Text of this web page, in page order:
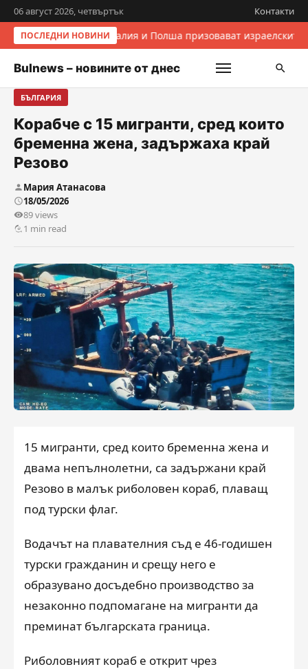
06 август 2026, четвъртък Контакти
ПОСЛЕДНИ НОВИНИИталия и Полша призовават
Bulnews – новините от днес
БЪЛГАРИЯ
Корабче с 15 мигранти, сред които
бременна жена, задържаха край
Резово
Мария Атанасова
18/05/2026
89 views
1 min read
15 мигранти, сред които бременна жена и
двама непълнолетни, са задържани край
Резово в малък риболовен кораб, плаващ
под турски флаг.
Водачът на плавателния съд е 46-годишен
турски гражданин и срещу него е
образувано досъдебно производство за
незаконно подпомагане на мигранти да
преминат българската граница.
Риболовният кораб е открит чрез